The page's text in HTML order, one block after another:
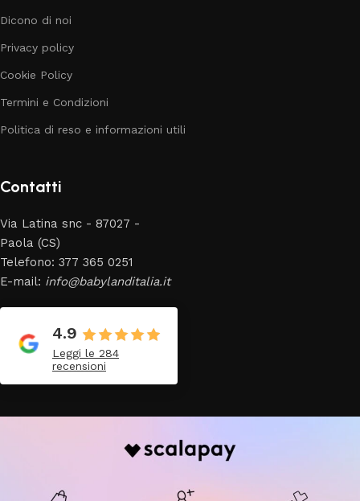
Dicono di noi
Privacy policy
Cookie Policy
Termini e Condizioni
Politica di reso e informazioni utili
Contatti
Via Latina snc - 87027 -
Paola (CS)
Telefono: 377 365 0251
E-mail: info@babylanditalia.it
4.9
Leggi le 284
recensioni